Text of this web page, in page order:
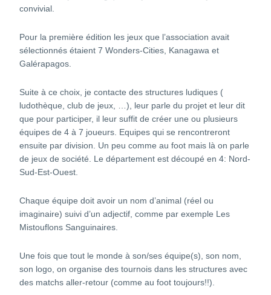
convivial.
Pour la première édition les jeux que l’association avait
sélectionnés étaient 7 Wonders-Cities, Kanagawa et
Galérapagos.
Suite à ce choix, je contacte des structures ludiques (
ludothèque, club de jeux, …), leur parle du projet et leur dit
que pour participer, il leur suffit de créer une ou plusieurs
équipes de 4 à 7 joueurs. Equipes qui se rencontreront
ensuite par division. Un peu comme au foot mais là on parle
de jeux de société. Le département est découpé en 4: Nord-
Sud-Est-Ouest.
Chaque équipe doit avoir un nom d’animal (réel ou
imaginaire) suivi d’un adjectif, comme par exemple Les
Mistouflons Sanguinaires.
Une fois que tout le monde à son/ses équipe(s), son nom,
son logo, on organise des tournois dans les structures avec
des matchs aller-retour (comme au foot toujours!!).